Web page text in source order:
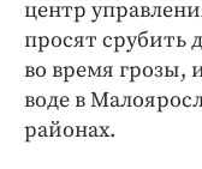
центр
просят срубить
во время грозы,
воде в
районах.